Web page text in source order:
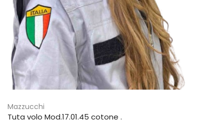
Mazzucchi
Tuta volo Mod.17.01.45 cotone .